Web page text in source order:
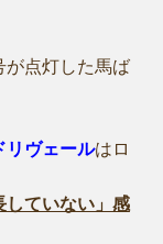
が点灯した馬ば
リヴェールはロ
していない」感